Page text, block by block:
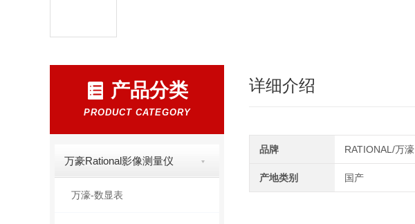
产品分类
PRODUCT CATEGORY
万豪Rational影像测量仪
万濠-数显表
详细介绍
品牌 RATIONAL/万濠
产地类别 国产